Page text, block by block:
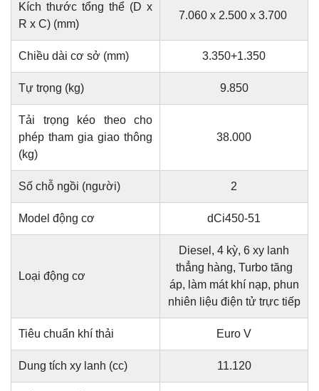
Kích thước tổng thể (D x
R x C) (mm)
7.060 x 2.500 x 3.700
Chiều dài cơ sở (mm) 3.350+1.350
Tự trọng (kg) 9.850
Tải trọng kéo theo cho
phép tham gia giao thông
(kg)
38.000
Số chỗ ngồi (người) 2
Model động cơ dCi450-51
Loại động cơ
Diesel, 4 kỳ, 6 xy lanh
thẳng hàng, Turbo tăng
áp, làm mát khí nạp, phun
nhiên liệu điện tử trực tiếp
Tiêu chuẩn khí thải Euro V
Dung tích xy lanh (cc) 11.120